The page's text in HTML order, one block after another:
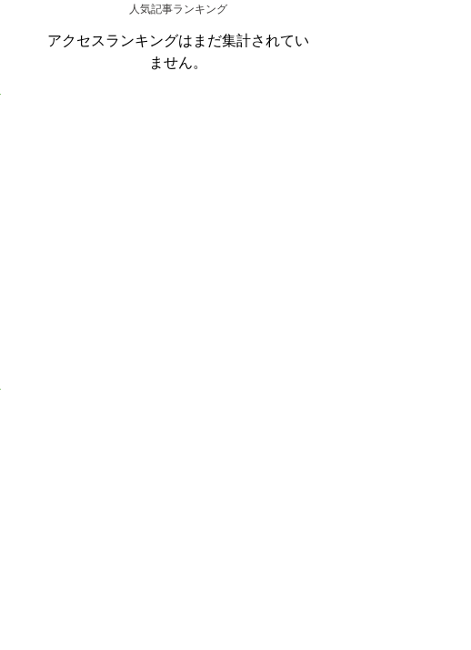
人気記事ランキング
アクセスランキングはまだ集計されてい
ません。